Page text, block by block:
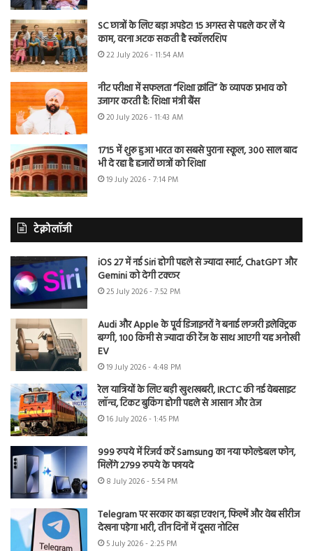
SC छात्रों के लिए बड़ा अपडेट! 15 अगस्त से पहले कर लें ये
काम, वरना अटक सकती है स्कॉलरशिप
22 July 2026 - 11:54 AM
नीट परीक्षा में सफलता “शिक्षा क्रांति” के व्यापक प्रभाव को
उजागर करती है: शिक्षा मंत्री बैंस
20 July 2026 - 11:43 AM
1715 में शुरू हुआ भारत का सबसे पुराना स्कूल, 300 साल बाद
भी दे रहा है हजारों छात्रों को शिक्षा
19 July 2026 - 7:14 PM
टेक्नोलॉजी
iOS 27 में नई Siri होगी पहले से ज्यादा स्मार्ट, ChatGPT और
Gemini को देगी टक्कर
25 July 2026 - 7:52 PM
Audi और Apple के पूर्व डिजाइनरों ने बनाई लग्जरी इलेक्ट्रिक
बग्गी, 100 किमी से ज्यादा की रेंज के साथ आएगी यह अनोखी
EV
19 July 2026 - 4:48 PM
रेल यात्रियों के लिए बड़ी खुशखबरी, IRCTC की नई वेबसाइट
लॉन्च, टिकट बुकिंग होगी पहले से आसान और तेज
16 July 2026 - 1:45 PM
999 रुपये में रिजर्व करें Samsung का नया फोल्डेबल फोन,
मिलेंगे 2799 रुपये के फायदे
8 July 2026 - 5:54 PM
Telegram पर सरकार का बड़ा एक्शन, फिल्में और वेब सीरीज
देखना पड़ेगा भारी, तीन दिनों में दूसरा नोटिस
5 July 2026 - 2:25 PM